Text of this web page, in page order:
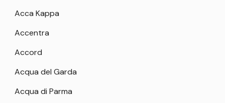
Acca Kappa
Accentra
Accord
Acqua del Garda
Acqua di Parma